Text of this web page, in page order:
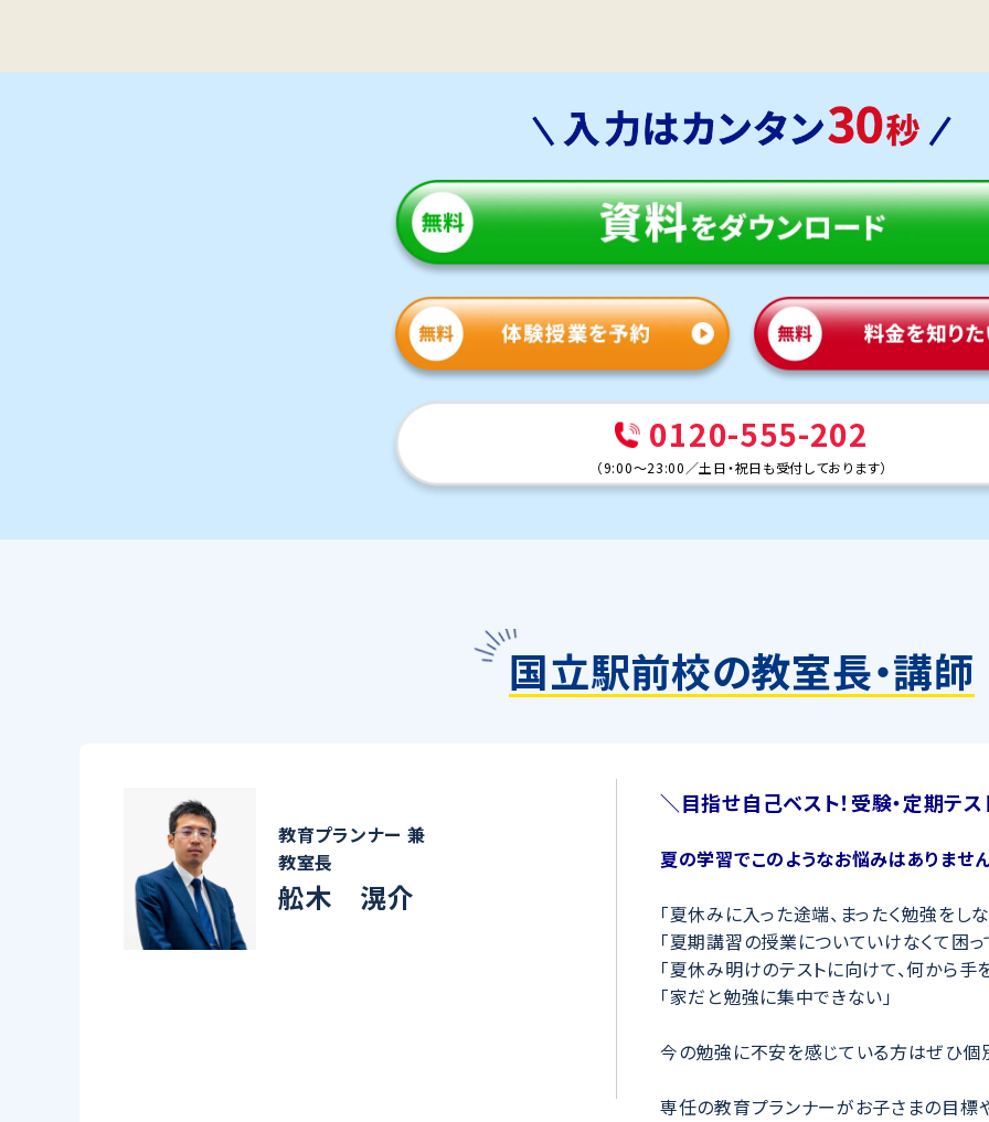
0120-555-202
（9:00～23:00 ／土日・祝日も受付しております）
国立駅前校の教室長・講師
教育プランナー 兼
教室長
舩木 滉介
＼目指せ自己ベスト！受験・定期テス
夏の学習でこのようなお悩みはありませ
「夏休みに入った途端、まったく勉強をし
「夏期講習の授業についていけなくて困っ
「夏休み明けのテストに向けて、何から
「家だと勉強に集中できない」
今の勉強に不安を感じている方はぜひ個
専任の教育プランナーがお子さまの目